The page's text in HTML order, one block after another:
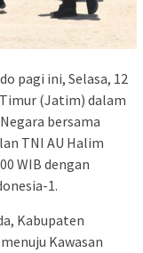
pagi ini, Selasa, 12
(Jatim) dalam
bersama
TNI AU Halim
WIB dengan
1.
Kabupaten
Kawasan